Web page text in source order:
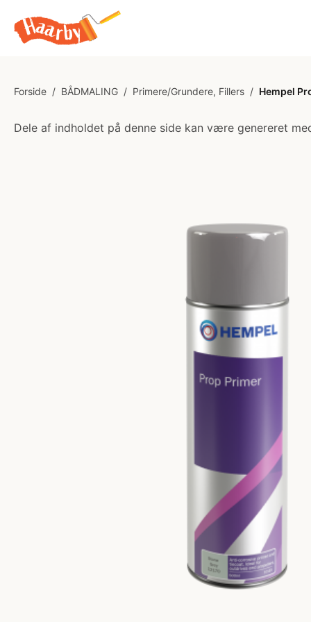
Forside / BÅDMALING / Primere/Grundere, Fillers / Hempel
Dele af indholdet på denne side kan være genereret